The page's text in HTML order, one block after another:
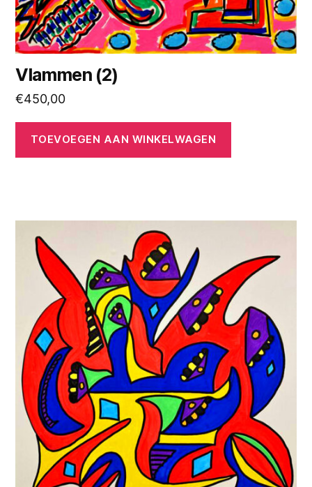
Vlammen (2)
€450,00
TOEVOEGEN AAN WINKELWAGEN